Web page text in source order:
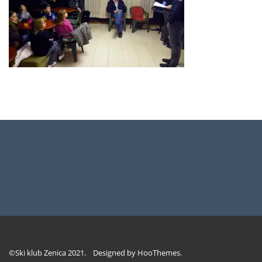
©Ski klub Zenica 2021. Designed by HooThemes.